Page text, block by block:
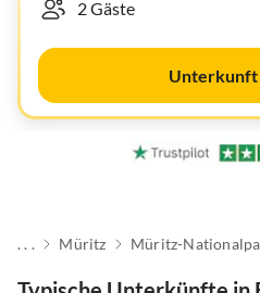
Unterkunft
. . . Müritz Müritz-